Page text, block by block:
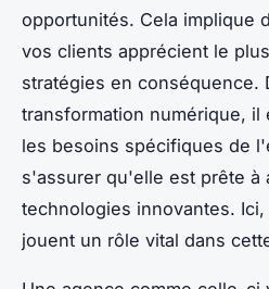
opportunités. Cela implique
vos clients apprécient le
stratégies en conséquence.
transformation numérique,
les besoins spécifiques de
s'assurer qu'elle est prête à
technologies innovantes.
jouent un rôle vital dans